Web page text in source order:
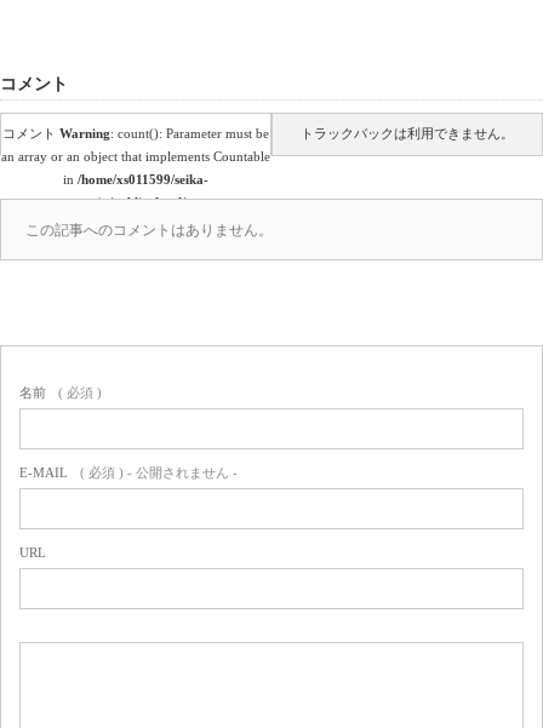
コメント
コメント Warning: count(): Parameter must be
an array or an object that implements Countable
in /home/xs011599/seika-
en.co.jp/public_html/wp-
content/themes/amore_tcd028/comments.php
トラックバックは利用できません。
この記事へのコメントはありません。
名前 ( 必須 )
E-MAIL ( 必須 ) - 公開されません -
URL